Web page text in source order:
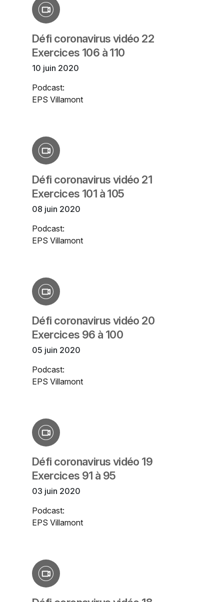
Défi coronavirus vidéo 22
Exercices 106 à 110
10 juin 2020
Podcast:
EPS Villamont
Défi coronavirus vidéo 21
Exercices 101 à 105
08 juin 2020
Podcast:
EPS Villamont
Défi coronavirus vidéo 20
Exercices 96 à 100
05 juin 2020
Podcast:
EPS Villamont
Défi coronavirus vidéo 19
Exercices 91 à 95
03 juin 2020
Podcast:
EPS Villamont